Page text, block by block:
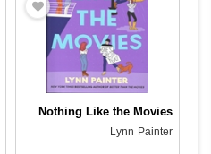
Nothing Like the Movies
Lynn Painter